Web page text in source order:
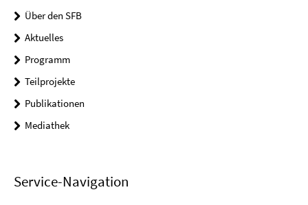
Über den SFB
Aktuelles
Programm
Teilprojekte
Publikationen
Mediathek
Service-Navigation